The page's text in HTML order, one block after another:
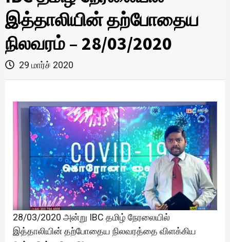
இத்தாலியின் தற்போதைய
நிலவரம் – 28/03/2020
29 மார்ச் 2020
28/03/2020 அன்று IBC தமிழ் நேரலையில்
இத்தாலியின் தற்போதைய நிலவரத்தை விளக்கிய